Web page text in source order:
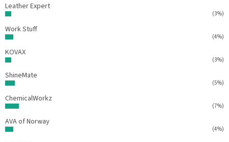
Leather Expert
(3%)
Work Stuff
(4%)
KOVAX
(3%)
ShineMate
(5%)
ChemicalWorkz
(7%)
AVA of Norway
(4%)